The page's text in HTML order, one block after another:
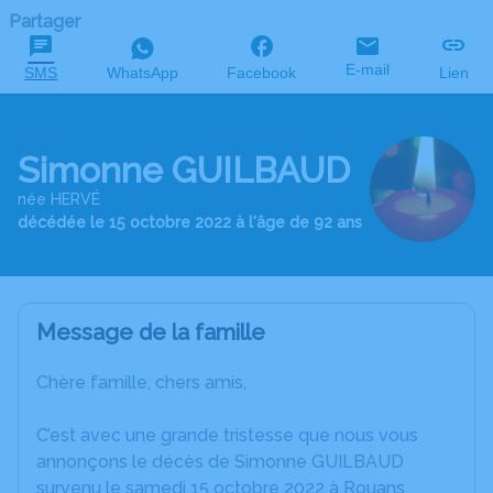
Partager
SMS WhatsApp Facebook E-mail Lien
Simonne GUILBAUD
née HERVÉ
décédée le 15 octobre 2022 à l'âge de 92 ans
Message de la famille
Chère famille, chers amis,
C’est avec une grande tristesse que nous vous
annonçons le décès de Simonne GUILBAUD
survenu le samedi 15 octobre 2022 à Rouans.